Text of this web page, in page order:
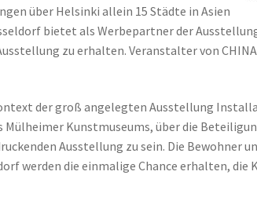
über Helsinki allein 15 Städte in Asien
bietet als Werbepartner der
zu erhalten. Veranstalter von
der groß angelegten Ausstellung
Kunstmuseums, über die
Ausstellung zu sein. Die Bewohner
werden die einmalige Chance erhalten, die